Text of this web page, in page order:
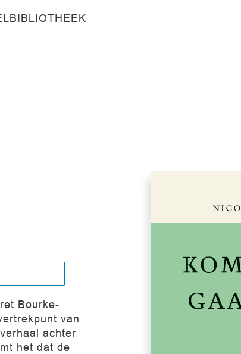
Bourke-
van
achter
het dat de